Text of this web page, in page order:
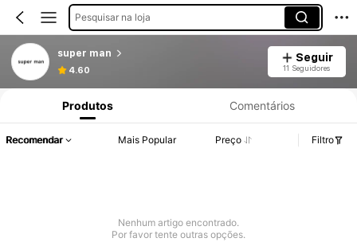
Pesquisar na loja
super man
4.60
Seguir
11 Seguidores
Produtos Comentários
Recomendar Mais Popular Preço Filtro
Nenhum artigo encontrado.
Por favor tente outras opções.